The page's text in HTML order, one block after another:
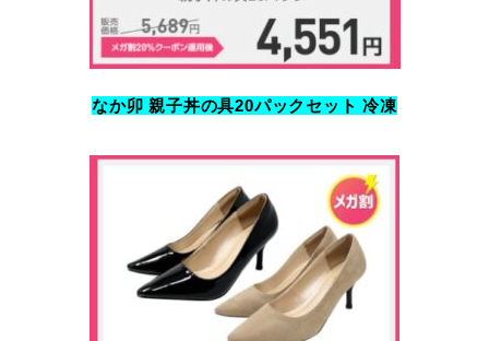
なか卯 親子丼の具20パックセット 冷凍